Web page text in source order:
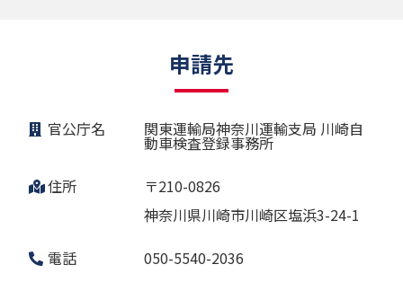
申請先
官公庁名 関東運輸局神奈川運輸支局 川崎自
動車検査登録事務所
住所
〒210-0826
神奈川県川崎市川崎区塩浜3-24-1
電話
050-5540-2036